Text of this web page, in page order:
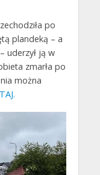
po
plandeką – a
uderzył ją w
zmarła po
można